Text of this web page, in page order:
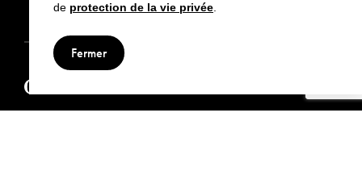
de protection de la vie privée
Fermer
Droits d’auteur Avertissements